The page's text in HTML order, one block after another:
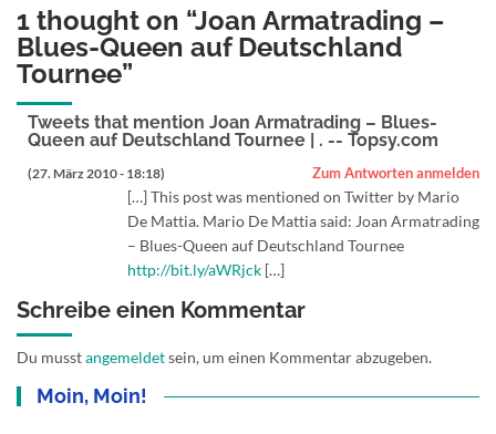
1 thought on “Joan Armatrading –
Blues-Queen auf Deutschland
Tournee”
Tweets that mention Joan Armatrading – Blues-
Queen auf Deutschland Tournee | . -- Topsy.com
(27. März 2010 - 18:18) Zum Antworten anmelden
[…] This post was mentioned on Twitter by Mario
De Mattia. Mario De Mattia said: Joan Armatrading
– Blues-Queen auf Deutschland Tournee
http://bit.ly/aWRjck […]
Schreibe einen Kommentar
Du musstangemeldetsein, um einen Kommentar abzugeben.
Moin, Moin!